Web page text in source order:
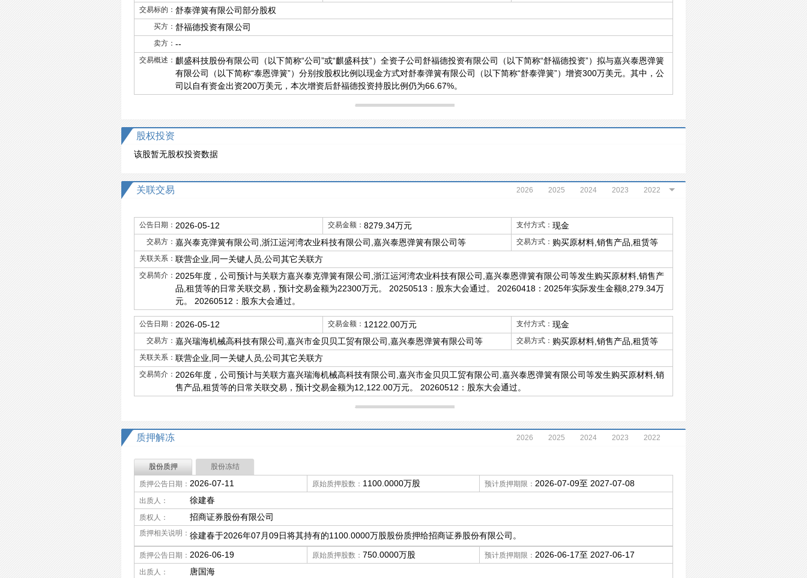
交易标的： 舒泰弹簧有限公司部分股权
买方： 舒福德投资有限公司
卖方： --
交易概述： 麒盛科技股份有限公司（以下简称“公司”或“麒盛科技”）全资子公司舒福德投资有限公司（以下简称“舒福德投资”）拟与嘉兴泰恩弹簧
有限公司（以下简称“泰恩弹簧”）分别按股权比例以现金方式对舒泰弹簧有限公司（以下简称“舒泰弹簧”）增资300万美元。其中，公
司以自有资金出资200万美元，本次增资后舒福德投资持股比例仍为66.67%。
股权投资
该股暂无股权投资数据
关联交易 2026 2025 2024 2023 2022
公告日期： 2026-05-12 交易金额： 8279.34万元 支付方式： 现金
交易方： 嘉兴泰克弹簧有限公司,浙江运河湾农业科技有限公司,嘉兴泰恩弹簧有限公司等 交易方式： 购买原材料,销售产品,租赁等
关联关系： 联营企业,同一关键人员,公司其它关联方
交易简介： 2025年度，公司预计与关联方嘉兴泰克弹簧有限公司,浙江运河湾农业科技有限公司,嘉兴泰恩弹簧有限公司等发生购买原材料,销售产
品,租赁等的日常关联交易，预计交易金额为22300万元。 20250513：股东大会通过。 20260418：2025年实际发生金额8,279.34万
元。 20260512：股东大会通过。
公告日期： 2026-05-12 交易金额： 12122.00万元 支付方式： 现金
交易方： 嘉兴瑞海机械高科技有限公司,嘉兴市金贝贝工贸有限公司,嘉兴泰恩弹簧有限公司等 交易方式： 购买原材料,销售产品,租赁等
关联关系： 联营企业,同一关键人员,公司其它关联方
交易简介： 2026年度，公司预计与关联方嘉兴瑞海机械高科技有限公司,嘉兴市金贝贝工贸有限公司,嘉兴泰恩弹簧有限公司等发生购买原材料,销
售产品,租赁等的日常关联交易，预计交易金额为12,122.00万元。 20260512：股东大会通过。
质押解冻 2026 2025 2024 2023 2022
股份质押 股份冻结
质押公告日期： 2026-07-11 原始质押股数： 1100.0000万股 预计质押期限： 2026-07-09至 2027-07-08
出质人： 徐建春
质权人： 招商证券股份有限公司
质押相关说明： 徐建春于2026年07月09日将其持有的1100.0000万股股份质押给招商证券股份有限公司。
质押公告日期： 2026-06-19 原始质押股数： 750.0000万股 预计质押期限： 2026-06-17至 2027-06-17
出质人： 唐国海